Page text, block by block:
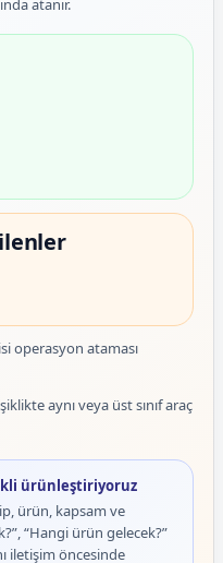
atanır.
operasyon ataması
aynı veya üst sınıf araç
ürünleştiriyoruz
ürün, kapsam ve
“Hangi ürün gelecek?”
iletişim öncesinde